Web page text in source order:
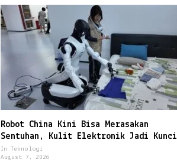
Robot China Kini Bisa Merasakan
Sentuhan, Kulit Elektronik Jadi Kunci
In Teknologi
August 7, 2026